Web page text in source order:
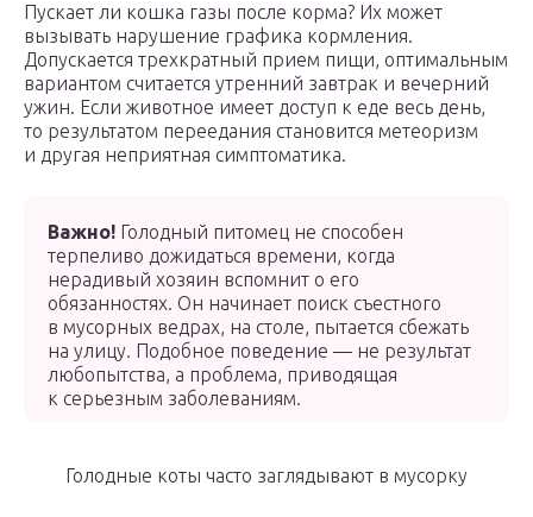
Пускает ли кошка газы после корма? Их может
вызывать нарушение графика кормления.
Допускается трехкратный прием пищи, оптимальным
вариантом считается утренний завтрак и вечерний
ужин. Если животное имеет доступ к еде весь день,
то результатом переедания становится метеоризм
и другая неприятная симптоматика.
Важно! Голодный питомец не способен
терпеливо дожидаться времени, когда
нерадивый хозяин вспомнит о его
обязанностях. Он начинает поиск съестного
в мусорных ведрах, на столе, пытается сбежать
на улицу. Подобное поведение — не результат
любопытства, а проблема, приводящая
к серьезным заболеваниям.
Голодные коты часто заглядывают в мусорку